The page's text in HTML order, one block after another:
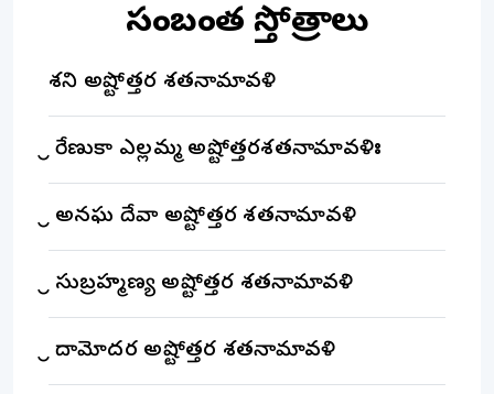
సంబంధిత స్తోత్రాలు
శని అష్టోత్తర శతనామావళి
శ్రీ రేణుకా ఎల్లమ్మ అష్టోత్తరశతనామావళిః
శ్రీ అనఘ దేవా అష్టోత్తర శతనామావళి
శ్రీ సుబ్రహ్మణ్య అష్టోత్తర శతనామావళి
శ్రీ దామోదర అష్టోత్తర శతనామావళి